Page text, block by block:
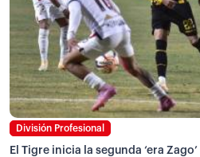
División Profesional
El Tigre inicia la segunda ‘era